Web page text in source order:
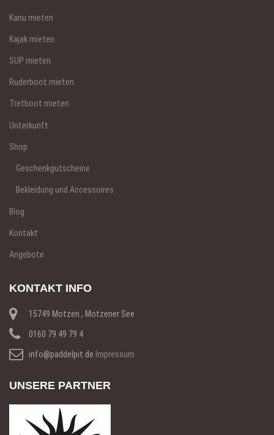
Kanu mieten
Kajak mieten
SUP mieten
Ruderboot mieten
Tretboot mieten
Unterkunft
Shop
Geschenkgutscheine
Bekleidung und Accessoires
Blog
Kontakt
Angebote
KONTAKT INFO
15749 Motzen , Motzener See
0160 79 49 79 4
info@paddelpit.de Impressum
UNSERE PARTNER